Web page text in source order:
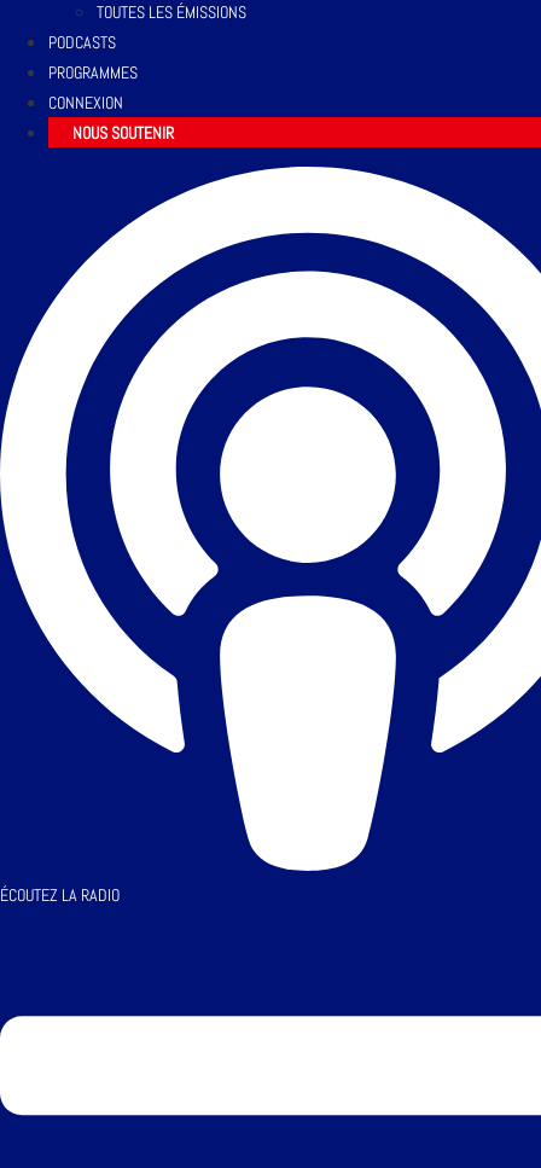
TOUTES LES ÉMISSIONS
PODCASTS
PROGRAMMES
CONNEXION
NOUS SOUTENIR
ÉCOUTEZ LA RADIO